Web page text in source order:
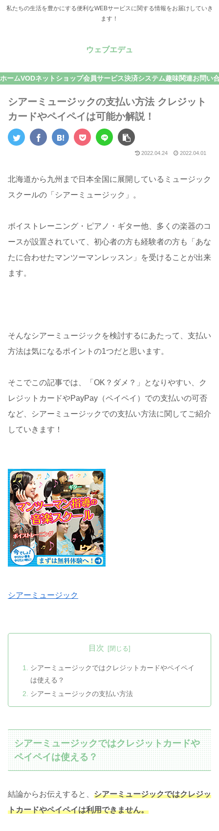
私たちの生活を豊かにする便利なWEBサービスに関する情報をお届けしていき
ます！
ウェブエデュ
ホームVODネットショップ会員サービス決済システム趣味関連お問い
シアーミュージックの支払い方法 クレジット
カードやペイペイは可能か解説！
2022.04.24 2022.04.01
北海道から九州まで日本全国に展開しているミュージック
スクールの「シアーミュージック」。
ボイストレーニング・ピアノ・ギター他、多くの楽器のコ
ースが設置されていて、初心者の方も経験者の方も「あな
たに合わせたマンツーマンレッスン」を受けることが出来
ます。
そんなシアーミュージックを検討するにあたって、支払い
方法は気になるポイントの1つだと思います。
そこでこの記事では、「OK？ダメ？」となりやすい、ク
レジットカードやPayPay（ペイペイ）での支払いの可否
など、シアーミュージックでの支払い方法に関してご紹介
していきます！
シアーミュージック
目次
シアーミュージックではクレジットカードやペイペイ
は使える？
シアーミュージックの支払い方法
シアーミュージックではクレジットカードや
ペイペイは使える？
結論からお伝えすると、 シアーミュージックではクレジッ
トカードやペイペイは利用できません。